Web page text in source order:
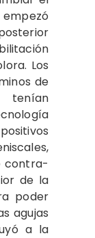
Los
de
contra-
de la
poder
agujas
a la